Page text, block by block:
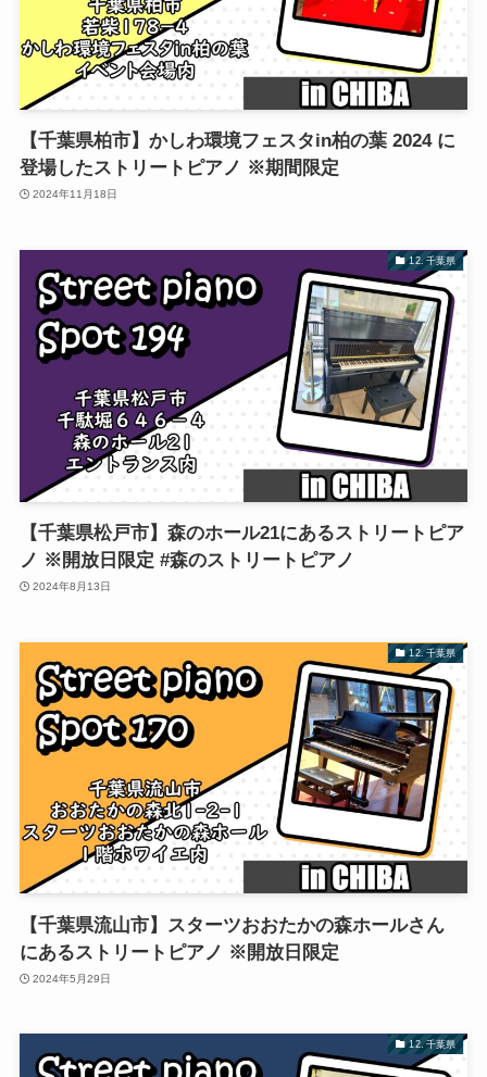
【千葉県柏市】かしわ環境フェスタin柏の葉 2024 に
登場したストリートピアノ ※期間限定
2024年11月18日
12. 千葉県
【千葉県松戸市】森のホール21にあるストリートピア
ノ ※開放日限定 #森のストリートピアノ
2024年8月13日
12. 千葉県
【千葉県流山市】スターツおおたかの森ホールさん
にあるストリートピアノ ※開放日限定
2024年5月29日
12. 千葉県